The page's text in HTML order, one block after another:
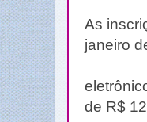
As
janeiro
de R$